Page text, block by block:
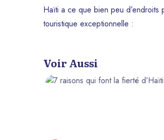
Haïti a ce que bien peu d’endroits
touristique exceptionnelle :
Voir Aussi